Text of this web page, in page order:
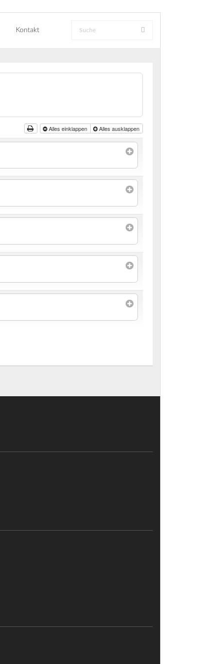
Kontakt
Alles einklappen Alles ausklappen